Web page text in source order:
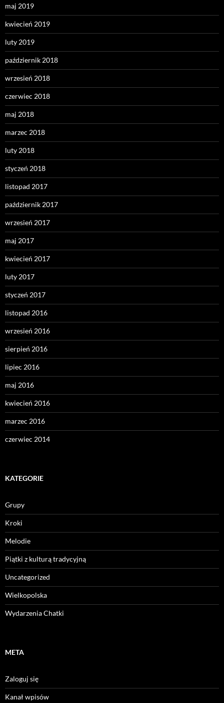
maj 2019
kwiecień 2019
luty 2019
październik 2018
wrzesień 2018
czerwiec 2018
maj 2018
marzec 2018
luty 2018
styczeń 2018
listopad 2017
październik 2017
wrzesień 2017
maj 2017
kwiecień 2017
luty 2017
styczeń 2017
listopad 2016
wrzesień 2016
sierpień 2016
lipiec 2016
maj 2016
kwiecień 2016
marzec 2016
czerwiec 2014
KATEGORIE
Grupy
Kroki
Melodie
Piątki z kulturą tradycyjną
Uncategorized
Wielkopolska
Wydarzenia Chatki
META
Zaloguj się
Kanał wpisów